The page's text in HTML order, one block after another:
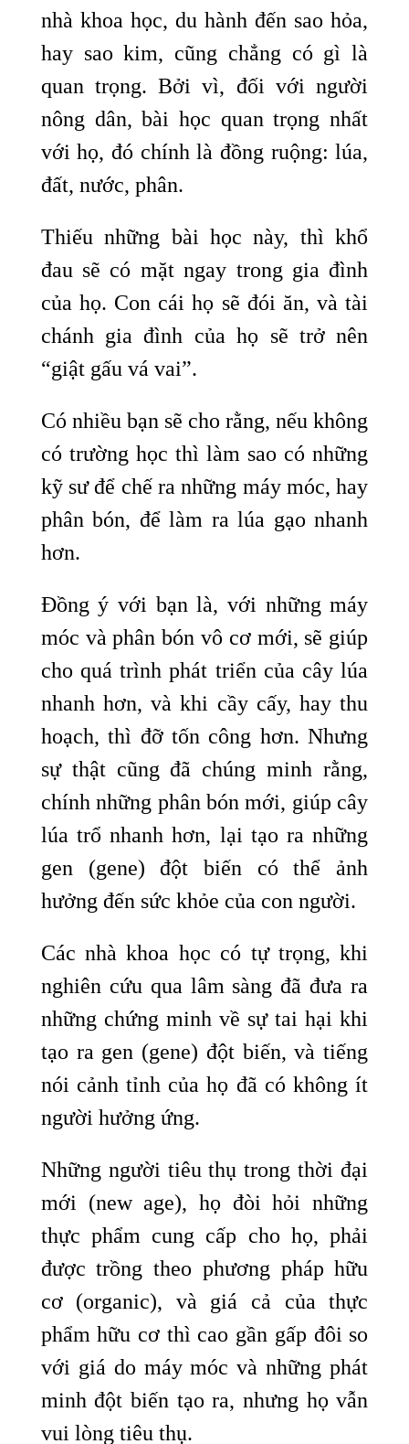
nhà khoa học, du hành đến sao hỏa,
hay sao kim, cũng chẳng có gì là
quan trọng. Bởi vì, đối với người
nông dân, bài học quan trọng nhất
với họ, đó chính là đồng ruộng: lúa,
đất, nước, phân.
Thiếu những bài học này, thì khổ
đau sẽ có mặt ngay trong gia đình
của họ. Con cái họ sẽ đói ăn, và tài
chánh gia đình của họ sẽ trở nên
“giật gấu vá vai”.
Có nhiều bạn sẽ cho rằng, nếu không
có trường học thì làm sao có những
kỹ sư để chế ra những máy móc, hay
phân bón, để làm ra lúa gạo nhanh
hơn.
Đồng ý với bạn là, với những máy
móc và phân bón vô cơ mới, sẽ giúp
cho quá trình phát triển của cây lúa
nhanh hơn, và khi cầy cấy, hay thu
hoạch, thì đỡ tốn công hơn. Nhưng
sự thật cũng đã chúng minh rằng,
chính những phân bón mới, giúp cây
lúa trổ nhanh hơn, lại tạo ra những
gen (gene) đột biến có thể ảnh
hưởng đến sức khỏe của con người.
Các nhà khoa học có tự trọng, khi
nghiên cứu qua lâm sàng đã đưa ra
những chứng minh về sự tai hại khi
tạo ra gen (gene) đột biến, và tiếng
nói cảnh tỉnh của họ đã có không ít
người hưởng ứng.
Những người tiêu thụ trong thời đại
mới (new age), họ đòi hỏi những
thực phẩm cung cấp cho họ, phải
được trồng theo phương pháp hữu
cơ (organic), và giá cả của thực
phẩm hữu cơ thì cao gần gấp đôi so
với giá do máy móc và những phát
minh đột biến tạo ra, nhưng họ vẫn
vui lòng tiêu thụ.